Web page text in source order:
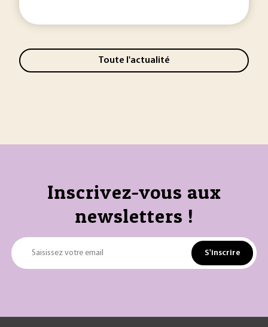
Toute l'actualité
Inscrivez-vous aux
newsletters !
Saisissez votre email S'inscrire